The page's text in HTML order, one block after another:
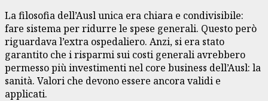
La filosofia dell’Ausl unica era chiara e condivisibile:
fare sistema per ridurre le spese generali. Questo però
riguardava l’extra ospedaliero. Anzi, si era stato
garantito che i risparmi sui costi generali avrebbero
permesso più investimenti nel core business dell’Ausl: la
sanità. Valori che devono essere ancora validi e
applicati.